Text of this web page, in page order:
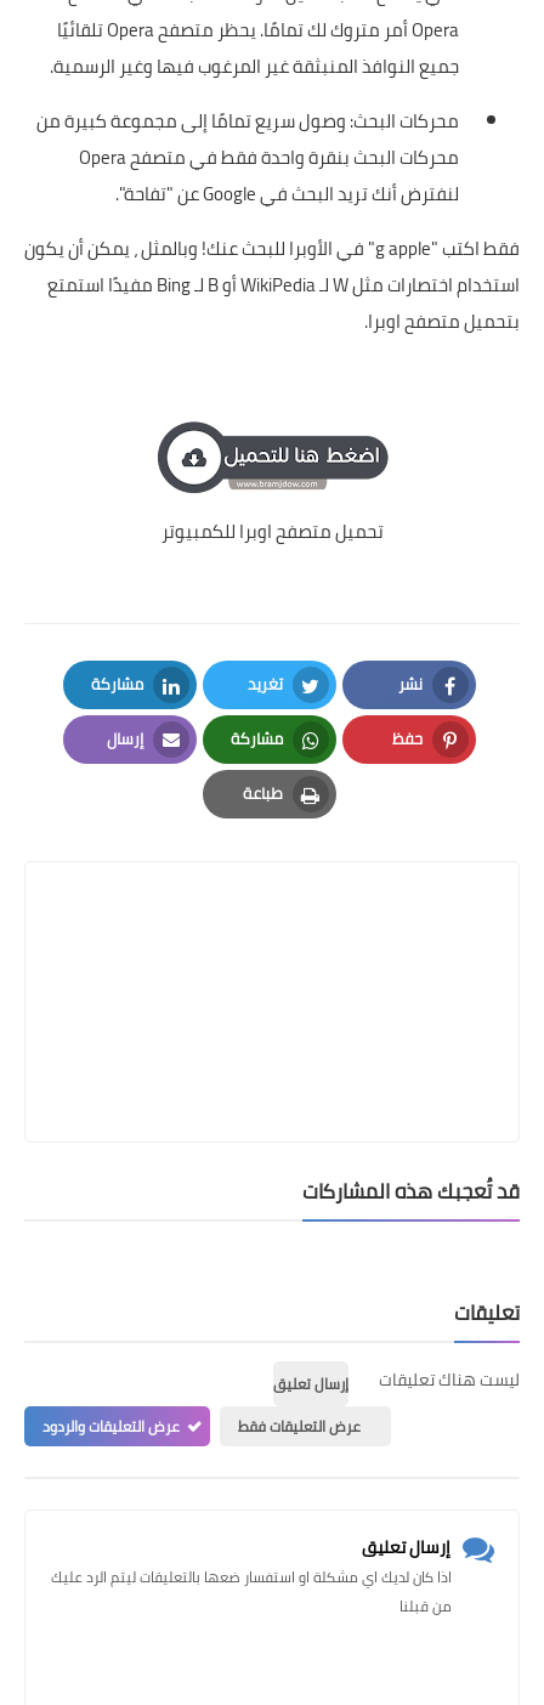
Opera أمر متروك لك تمامًا. يحظر متصفح Opera تلقائيًا
جميع النوافذ المنبثقة غير المرغوب فيها وغير الرسمية.
محركات البحث: وصول سريع تمامًا إلى مجموعة كبيرة من
محركات البحث بنقرة واحدة فقط في متصفح Opera
لنفترض أنك تريد البحث في Google عن "تفاحة".
فقط اكتب "g apple" في الأوبرا للبحث عنك! وبالمثل ، يمكن أن يكون
استخدام اختصارات مثل W لـ WikiPedia أو B لـ Bing مفيدًا استمتع
بتحميل متصفح اوبرا.
تحميل متصفح اوبرا للكمبيوتر
نشر
Facebook
تغريد
Twitter
مشاركة
LinkedIn
حفظ
Pinterest
مشاركة
Whatsapp
إرسال
Email
طباعة
Print
قد تُعجبك هذه المشاركات
تعليقات
ليست هناك تعليقات
إرسال تعليق
عرض التعليقات فقط
عرض التعليقات والردود
إرسال تعليق
اذا كان لديك اي مشكلة او استفسار ضعها بالتعليقات ليتم الرد عليك
من قبلنا